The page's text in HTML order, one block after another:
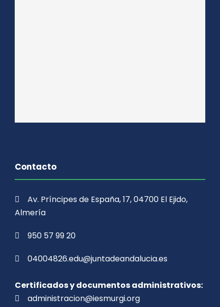
Contacto
Av. Príncipes de España, 17, 04700 El Ejido,
Almería
950 57 99 20
04004826.edu@juntadeandalucia.es
Certificados y documentos administrativos:
administracion@iesmurgi.org